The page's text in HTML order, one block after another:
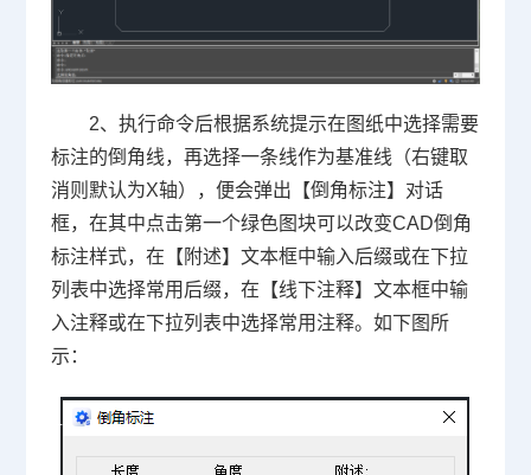
2、执行命令后根据系统提示在图纸中选择需要
标注的倒角线，再选择一条线作为基准线（右键取
消则默认为X轴），便会弹出【倒角标注】对话
框，在其中点击第一个绿色图块可以改变CAD倒角
标注样式，在【附述】文本框中输入后缀或在下拉
列表中选择常用后缀，在【线下注释】文本框中输
入注释或在下拉列表中选择常用注释。如下图所
示：